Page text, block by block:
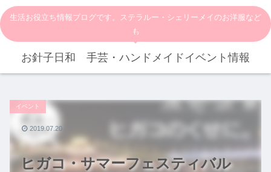
生活お役立ち情報ブログです。ステラルー・シェリーメイのお洋服など
も
お針子日和 手芸・ハンドメイドイベント情報
ヒガコ・サマーフェスティバル
イベント
2019.07.20